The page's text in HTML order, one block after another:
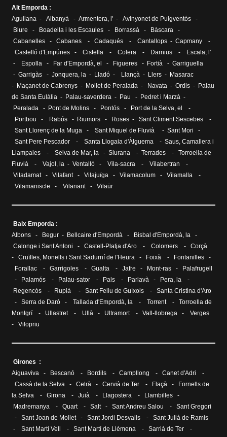
Alt Emporda :
Agullana - Albanyà - Armentera, l' - Avinyonet de Puigventós -
Biure - Boadella i les Escaules - Borrassà - Bàscara -
Cabanelles - Cabanes - Cadaqués - Cantallops - Capmany -
Castelló d'Empúries - Cistella - Colera - Darnius - Escala, l '
-
Espolla - Far d'Empordà, el - Figueres - Fortià - Garriguella
- Garrigàs - Jonquera, la - Lladó - Llançà - Llers -
Masarac
-
Maçanet de Cabrenys - Mollet de Peralada - Navata - Ordis -
Palau
de Santa Eulàlia - Palau-saverdera - Pau - Pedret i Marzà -
Peralada - Pont de Molins - Pontós - Port de la Selva, el
-
Portbou - Rabós - Riumors - Roses - Sant Climent Sescebes -
Sant Llorenç de la Muga - Sant Miquel de Fluvià - Sant Mori -
Sant Pere Pescador - Santa Llogaia d'Àlguema - Saus, Camallera i
Llampaies - Selva de Mar, la - Siurana - Terrades - Torroella de
Fluvià - Vajol, la - Ventalló - Vila-sacra - Vilabertran -
Viladamat- Vilafant- Vilajuïga - Vilamacolum - Vilamalla -
Vilamaniscle
- Vilanant- Vilaür
Baix Emporda :
Albons
- Begur - Bellcaire d'Empordà - Bisbal d'Empordà, la -
Calonge i Sant Antoni
- Castell-Platja d'Aro - Colomers - Corçà
- Cruïlles, Monells i Sant Sadurní de l'Heura - Foixà - Fontanilles -
Forallac - Garrigoles - Gualta - Jafre - Mont-ras -
Palafrugell
-
Palamós - Palau-sator - Pals - Parlavà - Pera, la -
Regencós - Rupià - Sant Feliu de Guíxols - Santa Cristina d'Aro
- Serra de Daró - Tallada d'Empordà, la - Torrent - Torroella de
Montgrí - Ullastret- Ullà - Ultramort - Vall-llobrega - Verges
- Vilopriu
Girones :
Aiguaviva - Bescanó - Bordils - Campllong - Canet d'Adri
-
Cassà de la Selva - Celrà - Cervià de Ter - Flaçà -
Fornells de
la Selva - Girona - Juià - Llagostera - Llambilles -
Madremanya - Quart- Salt- Sant Andreu Salou - Sant Gregori
- Sant Joan de Mollet- Sant Jordi Desvalls - Sant Julià de Ramis
- Sant Martí Vell - Sant Martí de Llémena - Sarrià de Ter -